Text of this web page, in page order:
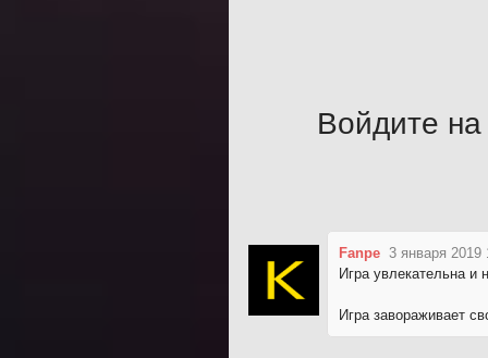
Войдите на
Fanpe 3 января 2019
Игра увлекательна и
Игра завораживает